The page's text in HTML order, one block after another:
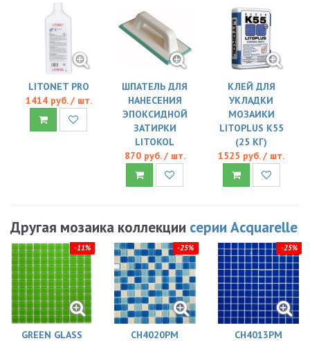
LITONET PRO
1414 руб. / шт.
ШПАТЕЛЬ ДЛЯ
НАНЕСЕНИЯ
ЭПОКСИДНОЙ
ЗАТИРКИ
LITOKOL
870 руб. / шт.
КЛЕЙ ДЛЯ
УКЛАДКИ
МОЗАИКИ
LITOPLUS K55
(25 КГ)
1525 руб. / шт.
Другая мозаика коллекции серии Acquarelle
-11%
GREEN GLASS
-25%
CH4020PM
-25%
CH4013PM